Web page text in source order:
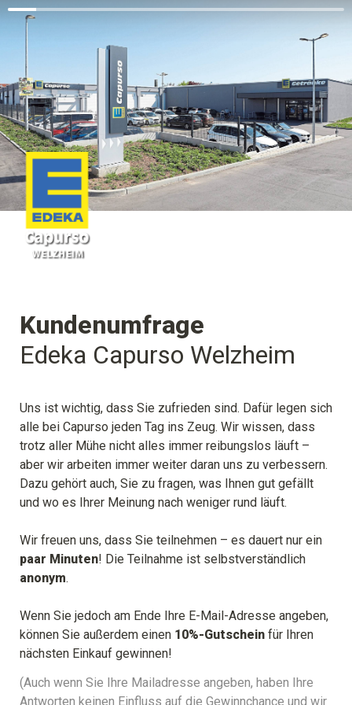
Edeka Capurso Welzheim
Uns ist wichtig, dass Sie zufrieden sind. Dafür legen sich
alle bei Capurso jeden Tag ins Zeug. Wir wissen, dass
trotz aller Mühe nicht alles immer reibungslos läuft –
aber wir arbeiten immer weiter daran uns zu verbessern.
Dazu gehört auch, Sie zu fragen, was Ihnen gut gefällt
und wo es Ihrer Meinung nach weniger rund läuft.
paar Minuten
anonym.
Wenn Sie jedoch am Ende Ihre E-Mail-Adresse angeben,
können Sie außerdem einen 10%-Gutschein für Ihren
nächsten Einkauf gewinnen!
(Auch wenn Sie Ihre Mailadresse angeben, haben Ihre
Antworten keinen Einfluss auf die Gewinnchance und wir